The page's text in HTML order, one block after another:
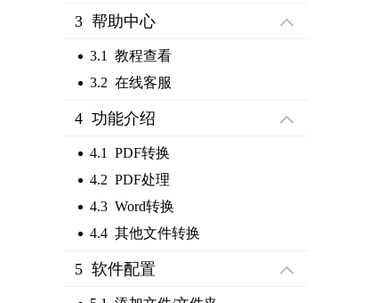
3 帮助中心
3.1 教程查看
3.2 在线客服
4 功能介绍
4.1 PDF转换
4.2 PDF处理
4.3 Word转换
4.4 其他文件转换
5 软件配置